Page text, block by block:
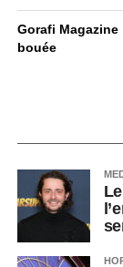
Gorafi
bouée